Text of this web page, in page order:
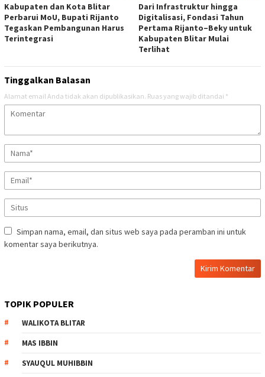
Kabupaten dan Kota Blitar
Perbarui MoU, Bupati Rijanto
Tegaskan Pembangunan Harus
Terintegrasi
Dari Infrastruktur hingga
Digitalisasi, Fondasi Tahun
Pertama Rijanto–Beky untuk
Kabupaten Blitar Mulai
Terlihat
Tinggalkan Balasan
Alamat email Anda tidak akan dipublikasikan. Ruas yang wajib ditandai *
Simpan nama, email, dan situs web saya pada peramban ini untuk
komentar saya berikutnya.
TOPIK POPULER
WALIKOTA BLITAR
MAS IBBIN
SYAUQUL MUHIBBIN